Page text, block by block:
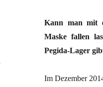
Kann man mit
Maske fallen
Pegida-Lager
Im Dezember